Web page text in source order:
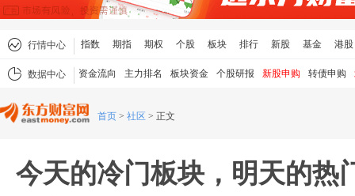
行情中心 指数 期指 期权 个股 板块 排行 新股 基金 港股
数据中心 资金流向 主力排名 板块资金 个股研报 新股申购 转债申购
首页 > 社区 > 正文
今天的冷门板块，明天的热